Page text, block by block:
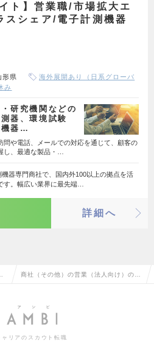
ト】営業職/市場拡大エ
スシェア/電子計測機器
形県
海外展開あり（日系グローバ
み
研究機関などの
器、環境試験
機器…
問や電話、メールでの対応を通じて、顧客の
し、最適な製品・…
器専門商社で、国内外100以上の拠点を活
す。幅広い業界に最先端…
詳細へ
商社（その他）の営業（法人向け）の転
ャリアのスカウト転職